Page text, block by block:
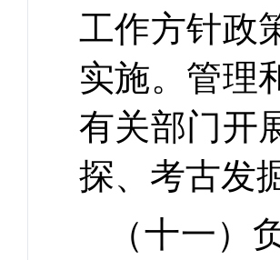
工作方针政
实施。管理
有关部门开
探、考古发
（十一）